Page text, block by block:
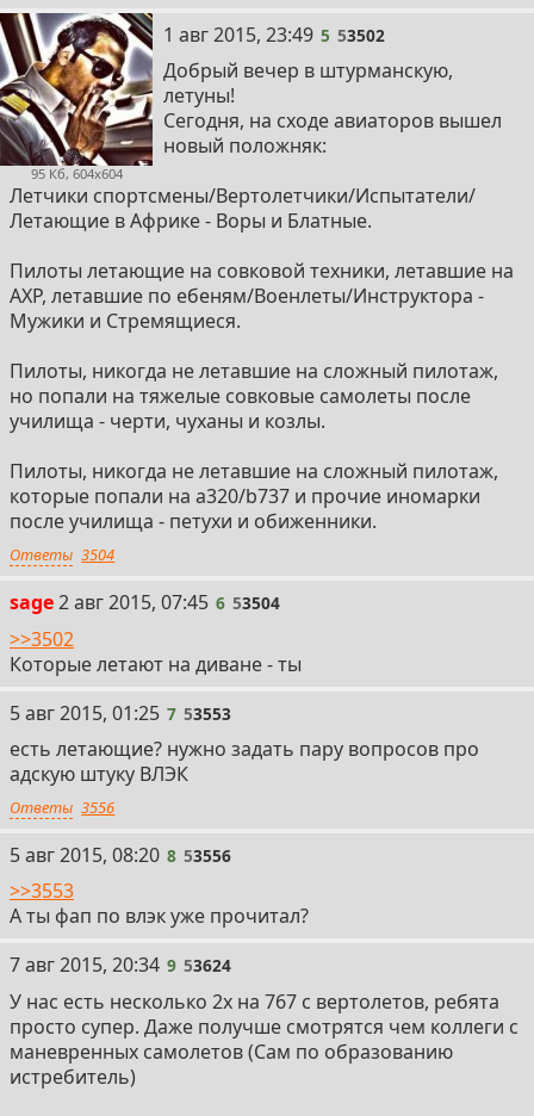
95 Кб, 604x604
1 авг 2015, 23:49 5 53502
Добрый вечер в штурманскую,
летуны!
Сегодня, на сходе авиаторов вышел
новый положняк:
Летчики спортсмены/Вертолетчики/Испытатели/
Летающие в Африке - Воры и Блатные.
Пилоты летающие на совковой техники, летавшие на
АХР, летавшие по ебеням/Военлеты/Инструктора -
Мужики и Стремящиеся.
Пилоты, никогда не летавшие на сложный пилотаж,
но попали на тяжелые совковые самолеты после
училища - черти, чуханы и козлы.
Пилоты, никогда не летавшие на сложный пилотаж,
которые попали на a320/b737 и прочие иномарки
после училища - петухи и обиженники.
Ответы 3504
sage2 авг 2015, 07:45 6 53504
>>3502
Которые летают на диване - ты
5 авг 2015, 01:25 7 53553
есть летающие? нужно задать пару вопросов про
адскую штуку ВЛЭК
Ответы 3556
5 авг 2015, 08:20 8 53556
>>3553
А ты фап по влэк уже прочитал?
7 авг 2015, 20:34 9 53624
У нас есть несколько 2х на 767 с вертолетов, ребята
просто супер. Даже получше смотрятся чем коллеги с
маневренных самолетов (Сам по образованию
истребитель)